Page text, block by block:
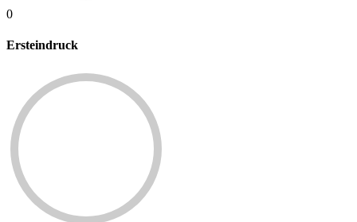
0
Ersteindruck